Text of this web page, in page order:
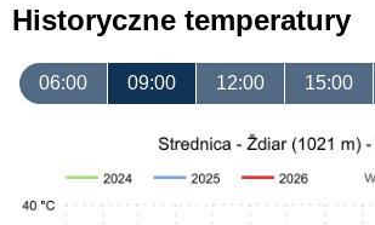
Historyczne temperatury
06:00 09:00 12:00 15:00